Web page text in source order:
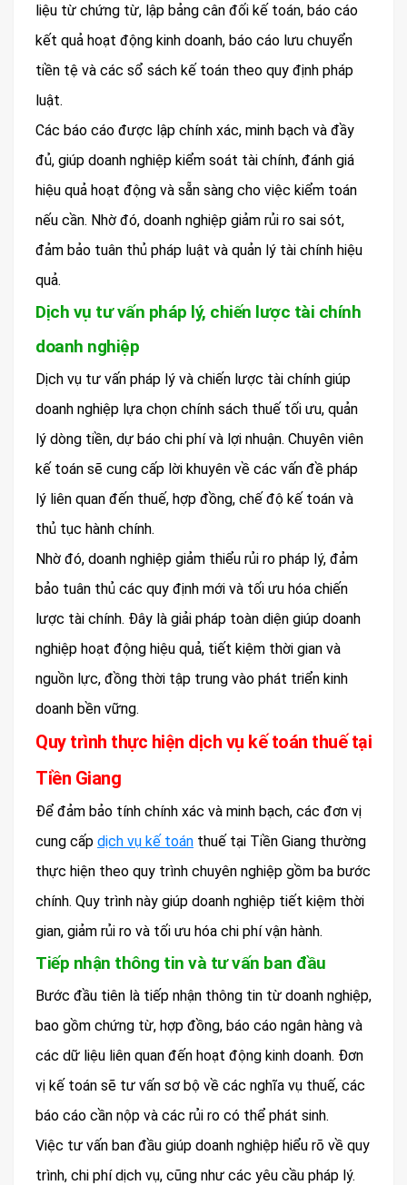
liệu từ chứng từ, lập bảng cân đối kế toán, báo cáo
kết quả hoạt động kinh doanh, báo cáo lưu chuyển
tiền tệ và các sổ sách kế toán theo quy định pháp
luật.
Các báo cáo được lập chính xác, minh bạch và đầy
đủ, giúp doanh nghiệp kiểm soát tài chính, đánh giá
hiệu quả hoạt động và sẵn sàng cho việc kiểm toán
nếu cần. Nhờ đó, doanh nghiệp giảm rủi ro sai sót,
đảm bảo tuân thủ pháp luật và quản lý tài chính hiệu
quả.
Dịch vụ tư vấn pháp lý, chiến lược tài chính
doanh nghiệp
Dịch vụ tư vấn pháp lý và chiến lược tài chính giúp
doanh nghiệp lựa chọn chính sách thuế tối ưu, quản
lý dòng tiền, dự báo chi phí và lợi nhuận. Chuyên viên
kế toán sẽ cung cấp lời khuyên về các vấn đề pháp
lý liên quan đến thuế, hợp đồng, chế độ kế toán và
thủ tục hành chính.
Nhờ đó, doanh nghiệp giảm thiểu rủi ro pháp lý, đảm
bảo tuân thủ các quy định mới và tối ưu hóa chiến
lược tài chính. Đây là giải pháp toàn diện giúp doanh
nghiệp hoạt động hiệu quả, tiết kiệm thời gian và
nguồn lực, đồng thời tập trung vào phát triển kinh
doanh bền vững.
Quy trình thực hiện dịch vụ kế toán thuế tại
Tiền Giang
Để đảm bảo tính chính xác và minh bạch, các đơn vị
cung cấp dịch vụ kế toán thuế tại Tiền Giang thường
thực hiện theo quy trình chuyên nghiệp gồm ba bước
chính. Quy trình này giúp doanh nghiệp tiết kiệm thời
gian, giảm rủi ro và tối ưu hóa chi phí vận hành.
Tiếp nhận thông tin và tư vấn ban đầu
Bước đầu tiên là tiếp nhận thông tin từ doanh nghiệp,
bao gồm chứng từ, hợp đồng, báo cáo ngân hàng và
các dữ liệu liên quan đến hoạt động kinh doanh. Đơn
vị kế toán sẽ tư vấn sơ bộ về các nghĩa vụ thuế, các
báo cáo cần nộp và các rủi ro có thể phát sinh.
Việc tư vấn ban đầu giúp doanh nghiệp hiểu rõ về quy
trình, chi phí dịch vụ, cũng như các yêu cầu pháp lý.